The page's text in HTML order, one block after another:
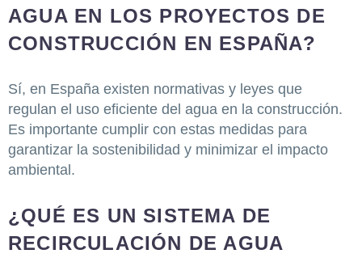
AGUA EN LOS PROYECTOS DE
CONSTRUCCIÓN EN ESPAÑA?
Sí, en España existen normativas y leyes que
regulan el uso eficiente del agua en la construcción.
Es importante cumplir con estas medidas para
garantizar la sostenibilidad y minimizar el impacto
ambiental.
¿QUÉ ES UN SISTEMA DE
RECIRCULACIÓN DE AGUA